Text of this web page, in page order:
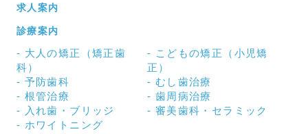
求人案内
診療案内
大人の矯正（矯正歯
科）
こどもの矯正（小児矯
正）
予防歯科
むし歯治療
根管治療
歯周病治療
入れ歯・ブリッジ
審美歯科・セラミック
ホワイトニング